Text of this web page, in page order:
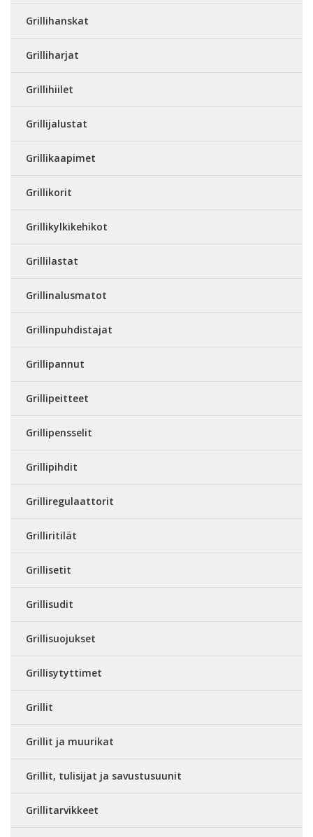
Grillihanskat
Grilliharjat
Grillihiilet
Grillijalustat
Grillikaapimet
Grillikorit
Grillikylkikehikot
Grillilastat
Grillinalusmatot
Grillinpuhdistajat
Grillipannut
Grillipeitteet
Grillipensselit
Grillipihdit
Grilliregulaattorit
Grilliritilät
Grillisetit
Grillisudit
Grillisuojukset
Grillisytyttimet
Grillit
Grillit ja muurikat
Grillit, tulisijat ja savustusuunit
Grillitarvikkeet